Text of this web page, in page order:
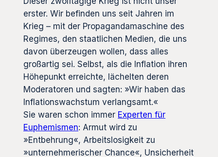
erster. Wir befinden uns seit Jahren im
Krieg – mit der Propagandamaschine des
Regimes, den staatlichen Medien, die uns
davon überzeugen wollen, dass alles
großartig sei. Selbst, als die Inflation ihren
Höhepunkt erreichte, lächelten deren
Moderatoren und sagten: »Wir haben das
Inflationswachstum verlangsamt.«
Sie waren schon immer Experten für
Euphemismen: Armut wird zu
»Entbehrung«, Arbeitslosigkeit zu
»unternehmerischer Chance«, Unsicherheit